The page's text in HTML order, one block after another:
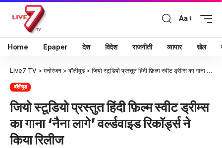
Aa
Home Epaper देश विदेश राजनीती व्यापार खेल
Live7 TV > मनोरंजन > बॉलीवुड> जियो स्टूडियो प्रस्तुत हिंदी फ़िल्म स्वीट ड्रीम्स का गाना ‘नैना लागे’ वर्ल्डवाइड रिकॉर्ड्स ने किया रिलीज
बॉलीवुड
जियो स्टूडियो प्रस्तुत हिंदी फ़िल्म स्वीट ड्रीम्स
का गाना ‘नैना लागे’ वर्ल्डवाइड रिकॉर्ड्स ने
किया रिलीज